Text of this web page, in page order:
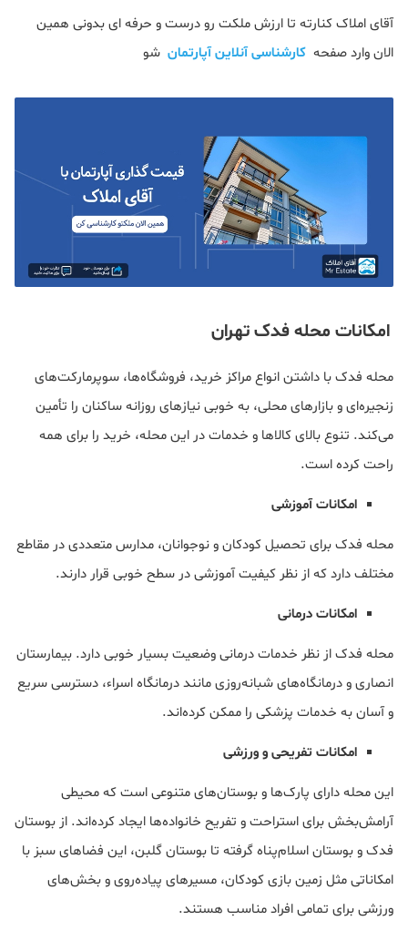
آقای املاک کنارته تا ارزش ملکت رو درست و حرفه ای بدونی همین
الان وارد صفحه کارشناسی آنلاین آپارتمان شو
امکانات محله فدک تهران
محله فدک با داشتن انواع مراکز خرید، فروشگاه‌ها، سوپرمارکت‌های
زنجیره‌ای و بازارهای محلی، به خوبی نیازهای روزانه ساکنان را تأمین
می‌کند. تنوع بالای کالاها و خدمات در این محله، خرید را برای همه
راحت کرده است.
امکانات آموزشی
محله فدک برای تحصیل کودکان و نوجوانان، مدارس متعددی در مقاطع
مختلف دارد که از نظر کیفیت آموزشی در سطح خوبی قرار دارند.
امکانات درمانی
محله فدک از نظر خدمات درمانی وضعیت بسیار خوبی دارد. بیمارستان
انصاری و درمانگاه‌های شبانه‌روزی مانند درمانگاه اسراء، دسترسی سریع
و آسان به خدمات پزشکی را ممکن کرده‌اند.
امکانات تفریحی و ورزشی
این محله دارای پارک‌ها و بوستان‌های متنوعی است که محیطی
آرامش‌بخش برای استراحت و تفریح خانواده‌ها ایجاد کرده‌اند. از بوستان
فدک و بوستان اسلام‌پناه گرفته تا بوستان گلبن، این فضاهای سبز با
امکاناتی مثل زمین بازی کودکان، مسیرهای پیاده‌روی و بخش‌های
ورزشی برای تمامی افراد مناسب هستند.